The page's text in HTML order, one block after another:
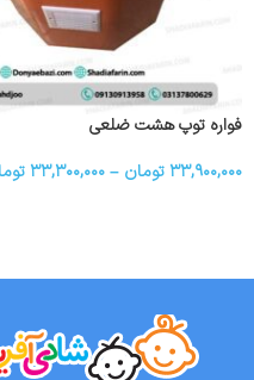
فواره توپ هشت ضلعی
۳۳,۹۰۰,۰۰۰ تومان –۳۳,۳۰۰,۰۰۰